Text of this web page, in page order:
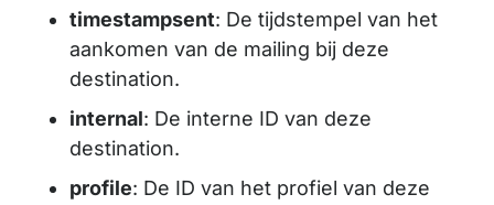
timestampsent: De tijdstempel van het
aankomen van de mailing bij deze
destination.
internal: De interne ID van deze
destination.
profile: De ID van het profiel van deze